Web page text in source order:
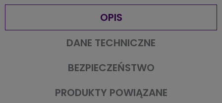
OPIS
DANE TECHNICZNE
BEZPIECZEŃSTWO
PRODUKTY POWIĄZANE